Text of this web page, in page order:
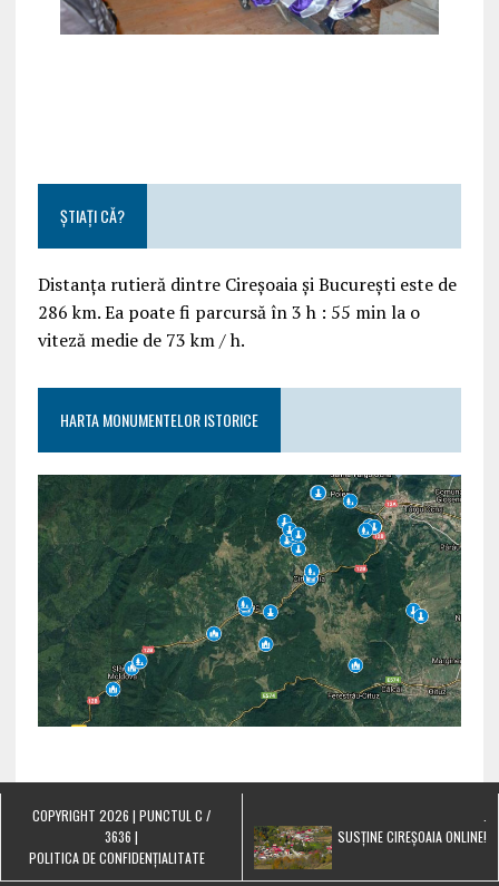
ȘTIAȚI CĂ?
Distanța rutieră dintre Cireșoaia și București este de
286 km. Ea poate fi parcursă în 3 h : 55 min la o
viteză medie de 73 km / h.
HARTA MONUMENTELOR ISTORICE
COPYRIGHT 2026 | PUNCTUL C /
3636 |
POLITICA DE CONFIDENȚIALITATE
SUSȚINE CIREȘOAIA ONLINE!